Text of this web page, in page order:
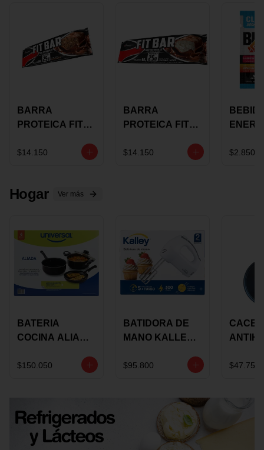
BARRA
PROTEICA FIT
CHOCOLATE X
$14.150
BARRA
PROTEICA FIT
GRS
$14.150
STACK 6G
$2.850
Hogar Ver más
BATERIA
COCINA ALIADA
PIEZAS
$150.050
BATIDORA DE
MANO KALLEY
VELOCIDADES
$95.800
TAPA
$47.750